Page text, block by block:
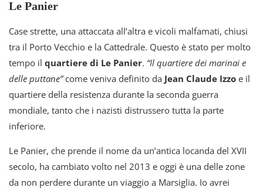
Le Panier
Case strette, una attaccata all’altra e vicoli malfamati, chiusi
tra il Porto Vecchio e la Cattedrale. Questo è stato per molto
tempo il quartiere di Le Panier. “Il quartiere dei marinai e
delle puttane”come veniva definito da Jean Claude Izzo e il
quartiere della resistenza durante la seconda guerra
mondiale, tanto che i nazisti distrussero tutta la parte
inferiore.
Le Panier, che prende il nome da un’antica locanda del XVII
secolo, ha cambiato volto nel 2013 e oggi è una delle zone
da non perdere durante un viaggio a Marsiglia. Io avrei